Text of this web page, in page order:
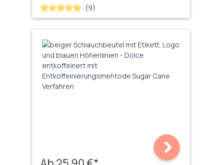
Durchschnittliche Bewertung von 4.89 von 5 Sternen
(9)